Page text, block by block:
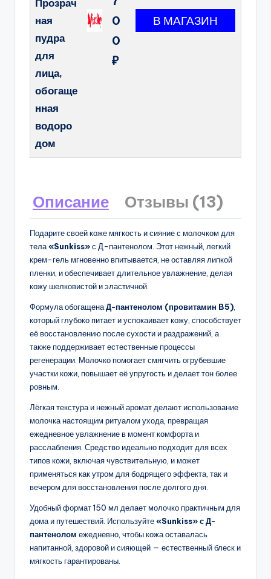
Прозрач
ная
пудра
для
лица,
обогаще
нная
водоро
дом
0
0
₽
Описание Отзывы (13)
Подарите своей коже мягкость и сияние с молочком для
тела«Sunkiss»с Д-пантенолом. Этот нежный, легкий
крем-гель мгновенно впитывается, не оставляя липкой
пленки, и обеспечивает длительное увлажнение, делая
кожу шелковистой и эластичной.
Формула обогащенаД-пантенолом (провитамин B5)
который глубоко питает и успокаивает кожу, способствует
её восстановлению после сухости и раздражений, а
также поддерживает естественные процессы
регенерации. Молочко помогает смягчить огрубевшие
участки кожи, повышает её упругость и делает тон более
ровным.
Лёгкая текстура и нежный аромат делают использование
молочка настоящим ритуалом ухода, превращая
ежедневное увлажнение в момент комфорта и
расслабления. Средство идеально подходит для всех
типов кожи, включая чувствительную, и может
применяться как утром для бодрящего эффекта, так и
вечером для восстановления после долгого дня.
Удобный формат 150 мл делает молочко практичным для
дома и путешествий. Используйте«Sunkiss» с Д-
пантенолом ежедневно, чтобы кожа оставалась
напитанной, здоровой и сияющей — естественный блеск и
мягкость гарантированы.